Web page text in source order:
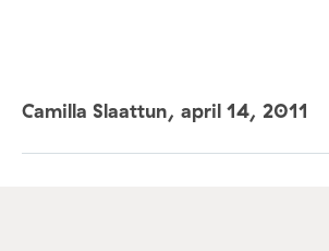
Camilla Slaattun, april 14, 2011